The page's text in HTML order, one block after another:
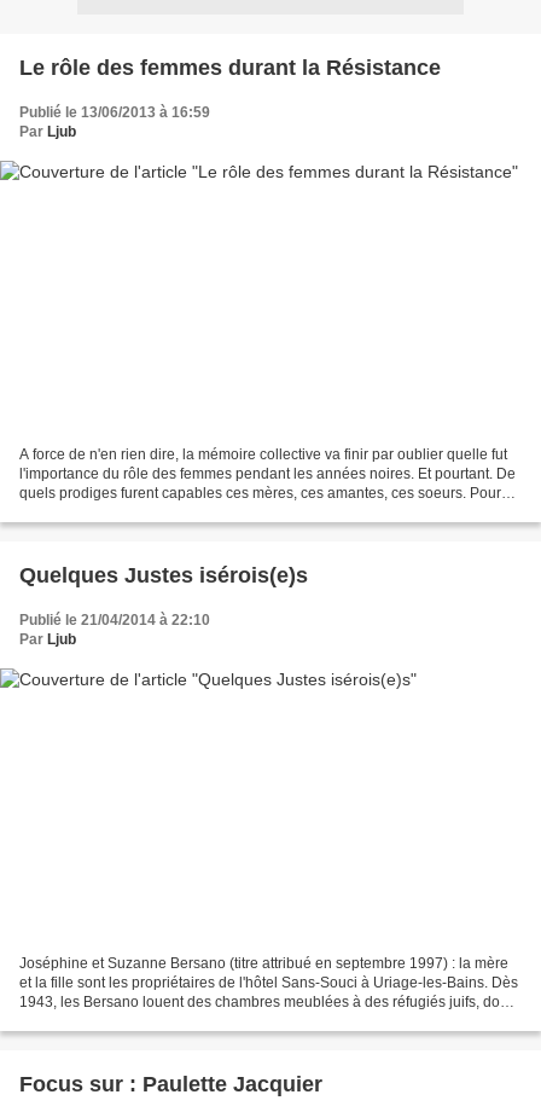
Le rôle des femmes durant la Résistance
Publié le 13/06/2013 à 16:59
Par Ljub
A force de n'en rien dire, la mémoire collective va finir par oublier quelle fut
l'importance du rôle des femmes pendant les années noires. Et pourtant. De
quels prodiges furent capables ces mères, ces amantes, ces soeurs. Pour
Quelques Justes isérois(e)s
Publié le 21/04/2014 à 22:10
Par Ljub
Joséphine et Suzanne Bersano (titre attribué en septembre 1997) : la mère
et la fille sont les propriétaires de l'hôtel Sans-Souci à Uriage-les-Bains. Dès
1943, les Bersano louent des chambres meublées à des réfugiés juifs, dont
Focus sur : Paulette Jacquier